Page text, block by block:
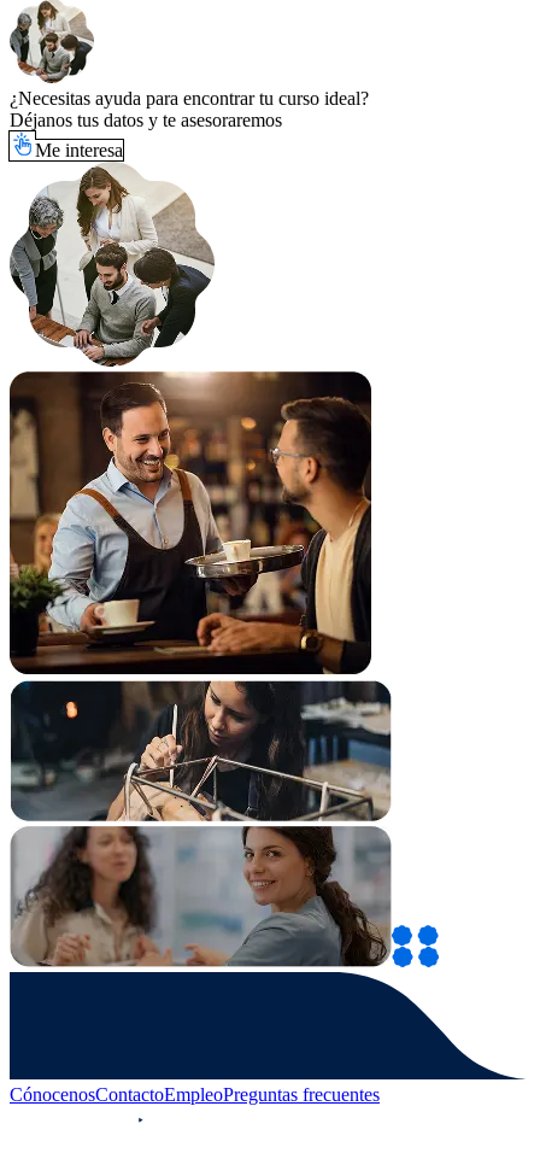
¿Necesitas ayuda para encontrar tu curso ideal?
Déjanos tus datos y te asesoraremos
Me interesa
CónocenosContactoEmpleoPreguntas frecuentes